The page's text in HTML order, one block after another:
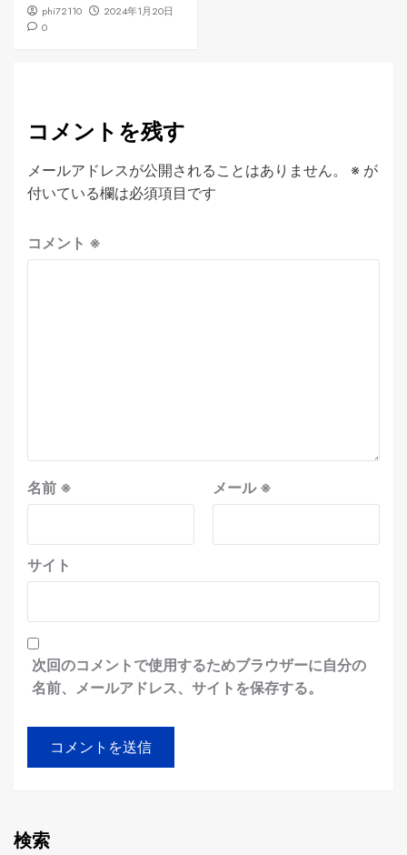
phi72110
2024年1月20日
0
コメントを残す
メールアドレスが公開されることはありません。 ※ が
付いている欄は必須項目です
コメント ※
名前 ※ メール※
サイト
次回のコメントで使用するためブラウザーに自分の
名前、メールアドレス、サイトを保存する。
検索